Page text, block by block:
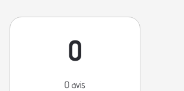
0
0 avis